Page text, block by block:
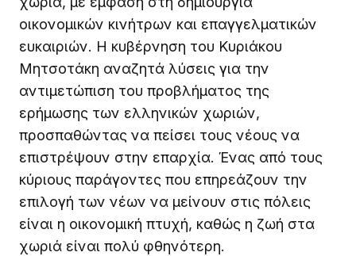
οικονομικών κινήτρων και επαγγελματικών
ευκαιριών. Η κυβέρνηση του Κυριάκου
Μητσοτάκη αναζητά λύσεις για την
αντιμετώπιση του προβλήματος της
ερήμωσης των ελληνικών χωριών,
προσπαθώντας να πείσει τους νέους να
επιστρέψουν στην επαρχία. Ένας από τους
κύριους παράγοντες που επηρεάζουν την
επιλογή των νέων να μείνουν στις πόλεις
είναι η οικονομική πτυχή, καθώς η ζωή στα
χωριά είναι πολύ φθηνότερη.